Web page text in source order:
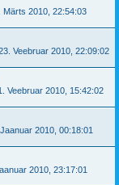
Märts 2010, 22:54:03
Veebruar 2010, 22:09:02
Veebruar 2010, 15:42:02
2010, 00:18:01
2010, 23:17:01